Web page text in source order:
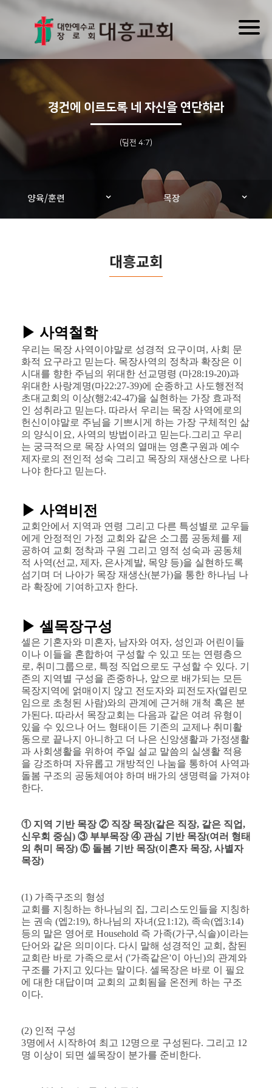
경건에 이르도록 네 자신을 연단하라
(딤전 4:7)
양육/훈련 목장
대흥교회
▶ 사역철학
우리는 목장 사역이야말로 성경적 요구이며, 사회 문
화적 요구라고 믿는다. 목장사역의 정착과 확장은 이
시대를 향한 주님의 위대한 선교명령 (마28:19-20)과
위대한 사랑계명(마22:27-39)에 순종하고 사도행전적
초대교회의 이상(행2:42-47)을 실현하는 가장 효과적
인 성취라고 믿는다. 따라서 우리는 목장 사역에로의
헌신이야말로 주님을 기쁘시게 하는 가장 구체적인 삶
의 양식이요, 사역의 방법이라고 믿는다.그리고 우리
는 궁극적으로 목장 사역의 열매는 영혼구원과 예수
제자로의 전인적 성숙 그리고 목장의 재생산으로 나타
나야 한다고 믿는다.
▶ 사역비전
교회안에서 지역과 연령 그리고 다른 특성별로 교우들
에게 안정적인 가정 교회와 같은 소그룹 공동체를 제
공하여 교회 정착과 구원 그리고 영적 성숙과 공동체
적 사역(선교, 제자, 은사계발, 목양 등)을 실현하도록
섬기며 더 나아가 목장 재생산(분가)을 통한 하나님 나
라 확장에 기여하고자 한다.
▶ 셀목장구성
셀은 기혼자와 미혼자, 남자와 여자, 성인과 어린이들
이나 이들을 혼합하여 구성할 수 있고 또는 연령층으
로, 취미그룹으로, 특정 직업으로도 구성할 수 있다. 기
존의 지역별 구성을 존중하나, 앞으로 배가되는 모든
목장지역에 얽매이지 않고 전도자와 피전도자(열린모
임으로 초청된 사람)와의 관계에 근거해 개척 혹은 분
가된다. 따라서 목장교회는 다음과 같은 여려 유형이
있을 수 있으나 어느 형태이든 기존의 교제나 취미활
동으로 끝나지 아니하고 더 나은 신앙생활과 가정생활
과 사회생활을 위하여 주일 설교 말씀의 실생활 적용
을 강조하며 자유롭고 개방적인 나눔을 통하여 사역과
돌봄 구조의 공동체여야 하며 배가의 생명력을 가져야
한다.
① 지역 기반 목장 ② 직장 목장(같은 직장, 같은 직업,
신우회 중심) ③ 부부목장 ④ 관심 기반 목장(여러 형태
의 취미 목장) ⑤ 돌봄 기반 목장(이혼자 목장, 사별자
목장)
(1) 가족구조의 형성
교회를 지칭하는 하나님의 집, 그리스도인들을 지칭하
는 권속 (엡2:19), 하나님의 자녀(요1:12), 족속(엡3:14)
등의 말은 영어로 Household 즉 가족(가구,식솔)이라는
단어와 같은 의미이다. 다시 말해 성경적인 교회, 참된
교회란 바로 가족으로서 ('가족같은'이 아닌)의 관계와
구조를 가지고 있다는 말이다. 셀목장은 바로 이 필요
에 대한 대답이며 교회의 교회됨을 온전케 하는 구조
이다.
(2) 인적 구성
3명에서 시작하여 최고 12명으로 구성된다. 그리고 12
명 이상이 되면 셀목장이 분가를 준비한다.